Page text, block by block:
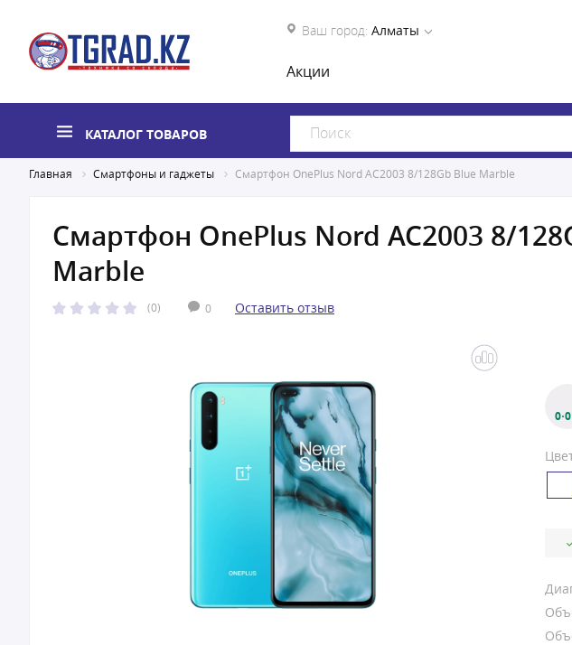
Ваш город: Алматы
Акции
КАТАЛОГ ТОВАРОВ
Главная Смартфоны и гаджеты Смартфон OnePlus Nord AC2003 8/128Gb Blue Marble
Смартфон OnePlus Nord AC2003 8/
Marble
(0) 0 Оставить отзыв